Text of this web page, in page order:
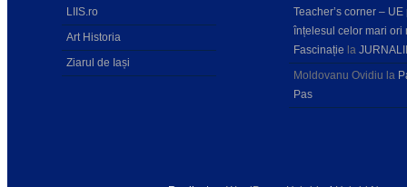
LIIS.ro
Art Historia
Ziarul de Iași
Teacher’s corner – UE
înțelesul celor mari ori
Fascinație la
Moldovanu Ovidiu la
Pas